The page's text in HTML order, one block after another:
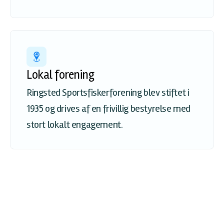
Lokal forening
Ringsted Sportsfiskerforening blev stiftet i
1935 og drives af en frivillig bestyrelse med
stort lokalt engagement.